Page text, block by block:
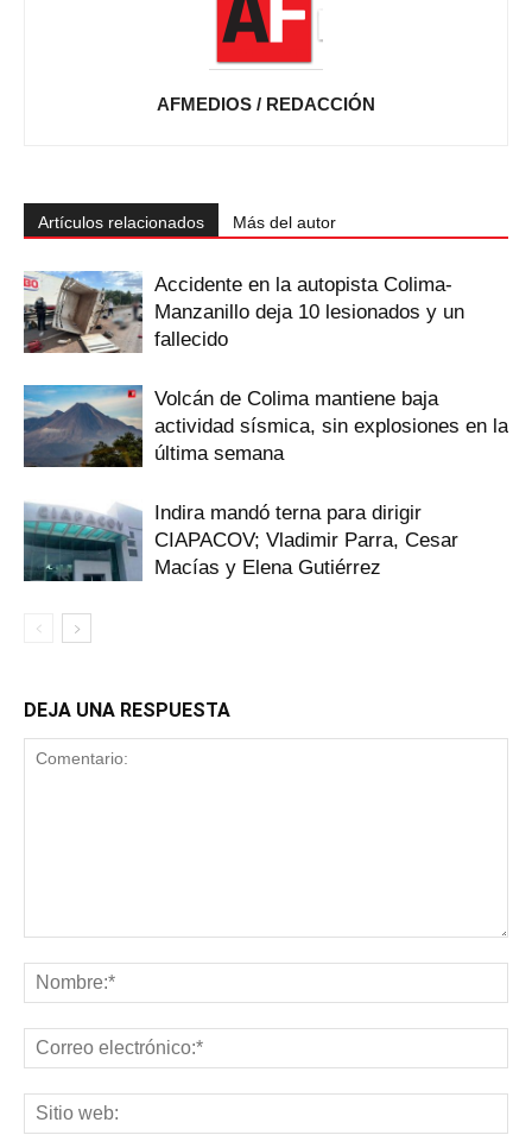
AFMEDIOS / REDACCIÓN
Artículos relacionados Más del autor
Accidente en la autopista Colima-
Manzanillo deja 10 lesionados y un
fallecido
Volcán de Colima mantiene baja
actividad sísmica, sin explosiones en la
última semana
Indira mandó terna para dirigir
CIAPACOV; Vladimir Parra, Cesar
Macías y Elena Gutiérrez
DEJA UNA RESPUESTA